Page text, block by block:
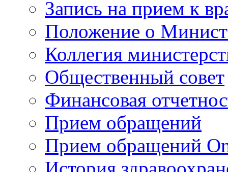
Запись на прием к
Положение о
Коллегия
Общественный совет
Финансовая
Прием обращений
Прием обращений